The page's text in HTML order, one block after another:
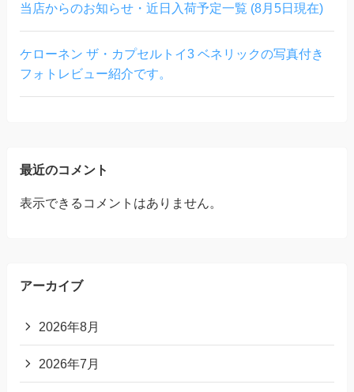
当店からのお知らせ・近日入荷予定一覧 (8月5日現在)
ケローネン ザ・カプセルトイ3 ベネリックの写真付き
フォトレビュー紹介です。
最近のコメント
表示できるコメントはありません。
アーカイブ
2026年8月
2026年7月